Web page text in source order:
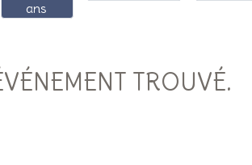
ans
TROUVÉ.